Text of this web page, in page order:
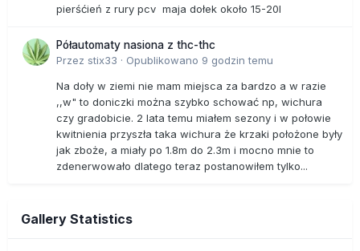
pierśćień z rury pcv maja dołek około 15-20l
Półautomaty nasiona z thc-thc
Przez stix33 · Opublikowano 9 godzin temu
Na doły w ziemi nie mam miejsca za bardzo a w razie
,,w" to doniczki można szybko schować np, wichura
czy gradobicie. 2 lata temu miałem sezony i w połowie
kwitnienia przyszła taka wichura że krzaki położone były
jak zboże, a miały po 1.8m do 2.3m i mocno mnie to
zdenerwowało dlatego teraz postanowiłem tylko...
Gallery Statistics